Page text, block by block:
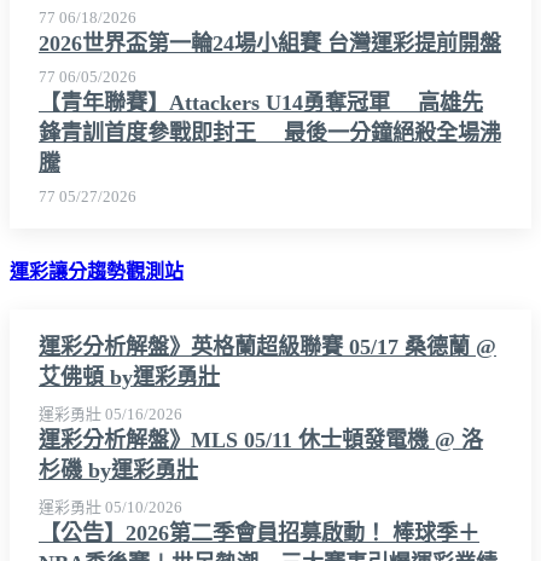
77 06/18/2026
2026世界盃第一輪24場小組賽 台灣運彩提前開盤
77 06/05/2026
【青年聯賽】Attackers U14勇奪冠軍 高雄先
鋒青訓首度參戰即封王 最後一分鐘絕殺全場沸
騰
77 05/27/2026
運彩讓分趨勢觀測站
運彩分析解盤》英格蘭超級聯賽 05/17 桑德蘭 @
艾佛頓 by運彩勇壯
運彩勇壯 05/16/2026
運彩分析解盤》MLS 05/11 休士頓發電機 @ 洛
杉磯 by運彩勇壯
運彩勇壯 05/10/2026
【公告】2026第二季會員招募啟動！ 棒球季＋